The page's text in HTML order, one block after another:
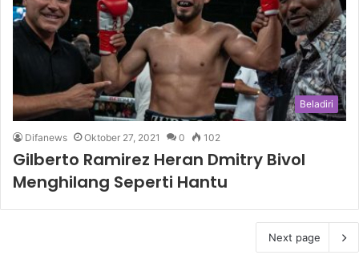
Beladiri
Difanews Oktober 27, 2021 0 102
Gilberto Ramirez Heran Dmitry Bivol
Menghilang Seperti Hantu
Next page